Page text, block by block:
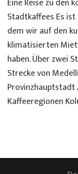
weiten
Wegen
und
steilen
Hängen
Stadtkaffees Es
dem wir auf den
klimatisierten
haben. Über zwei
Strecke von
Kaffeeregionen